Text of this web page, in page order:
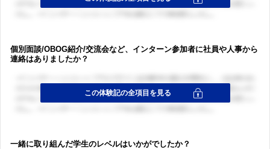
個別面談/OBOG紹介/交流会など、インターン参加者に社員や人事から
連絡はありましたか？
一緒に取り組んだ学生のレベルはいかがでしたか？